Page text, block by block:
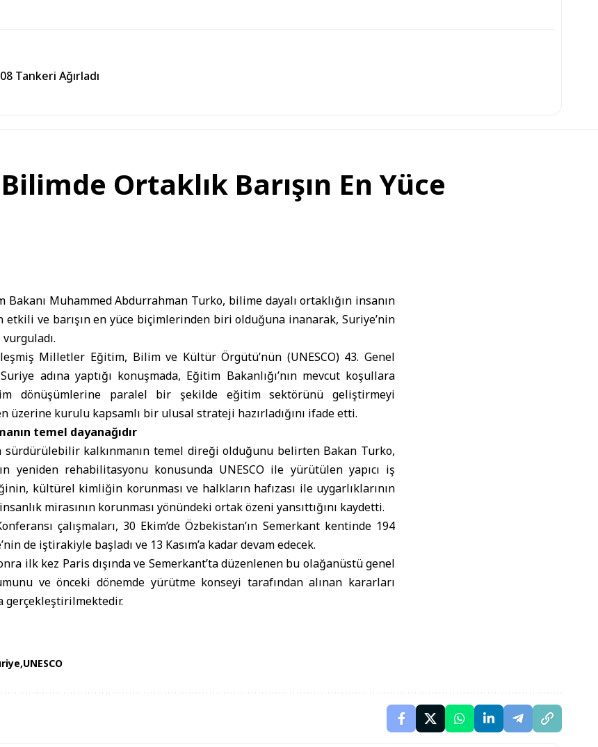
Tankeri Ağırladı
Ortaklık Barışın En Yüce
Bakanı Muhammed Abdurrahman Turko, bilime dayalı ortaklığın insanın
etkili ve barışın en yüce biçimlerinden biri olduğuna inanarak, Suriye’nin
Milletler Eğitim, Bilim ve Kültür Örgütü’nün (UNESCO) 43. Genel
adına yaptığı konuşmada, Eğitim Bakanlığı’nın mevcut koşullara
dönüşümlerine paralel bir şekilde eğitim sektörünü geliştirmeyi
üzerine kurulu kapsamlı bir ulusal strateji hazırladığını ifade etti.
temel dayanağıdır
sürdürülebilir kalkınmanın temel direği olduğunu belirten Bakan Turko,
yeniden rehabilitasyonu konusunda UNESCO ile yürütülen yapıcı iş
kültürel kimliğin korunması ve halkların hafızası ile uygarlıklarının
mirasının korunması yönündeki ortak özeni yansıttığını kaydetti.
çalışmaları, 30 Ekim’deÖzbekistan’ın Semerkant kentinde 194
de iştirakiyle başladı ve 13 Kasım’a kadar devam edecek.
ilk kez Paris dışında ve Semerkant’ta düzenlenen bu olağanüstü genel
ve önceki dönemde yürütme konseyi tarafından alınan kararları
gerçekleştirilmektedir.
UNESCO